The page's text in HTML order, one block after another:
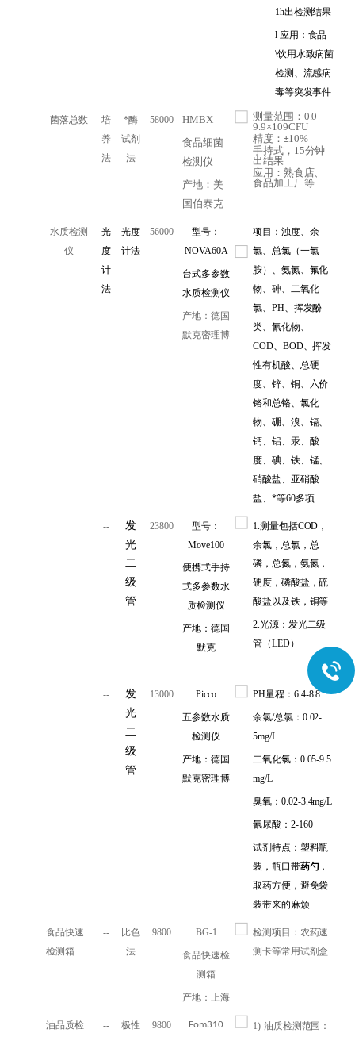
1h出检测结果
l 应用：食品
\饮用水致病菌
检测、流感病
毒等突发事件
菌落总数
培
养
法
*酶
试剂
法
58000 HMBX
食品细菌
检测仪
产地：美
国伯泰克
测量范围：0.0-
9.9×109CFU
精度： ±10%
手持式，15分钟
出结果
应用：熟食店、
食品加工厂等
水质检测
仪
光
度
计
法
光度
计法
56000
型号：
NOVA60A
台式多参数
水质检测仪
产地：德国
默克密理博
项目：浊度、余
氯、总氯（一氯
胺）、氨氮、氟化
物、砷、二氧化
氯、PH、挥发酚
类、氰化物、
COD、BOD、挥发
性有机酸、总硬
度、锌、铜、六价
铬和总铬、氯化
物、硼、溴、镉、
钙、铝、汞、酸
度、碘、铁、锰、
硝酸盐、亚硝酸
盐、*等60多项
--
发
光
二
级
管
23800
型号：
Move100
便携式手持
式多参数水
质检测仪
产地：德国
默克
1. 测量包括COD，
余氯，总氯，总
磷，总氮，氨氮，
硬度，磷酸盐，硫
酸盐以及铁，铜等
2.光源： 发光二级
管（LED）
--
发
光
二
级
管
13000 Picco
五参数水质
检测仪
产地：德国
默克密理博
PH量程：6.4-8.8
余氯/总氯：0.02-
5mg/L
二氧化氯：0.05-9.5
mg/L
臭氧：0.02-3.4mg/L
氰尿酸：2-160
试剂特点：塑料瓶
装，瓶口带药勺，
取药方便，避免袋
装带来的麻烦
食品快速
检测箱
--
比色
法
9800 BG-1
食品快速检
测箱
产地：上海
检测项目：农药速
测卡等常用试剂盒
油品质检
--
极性
9800 Fom310 1) 油质检测范围：